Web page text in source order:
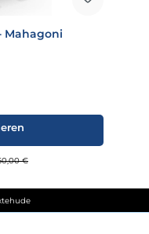
Mahagoni
Preis:
€